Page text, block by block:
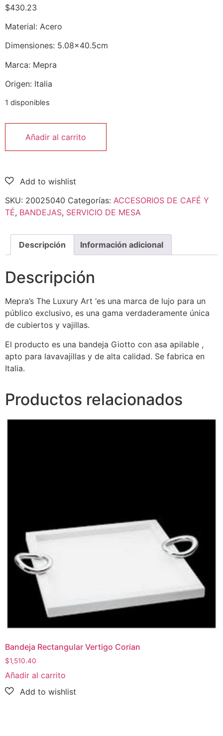
$430.23
Material: Acero
Dimensiones: 5.08×40.5cm
Marca: Mepra
Origen: Italia
1 disponibles
Añadir al carrito
SKU: 20025040 Categorías: ACCESORIOS DE CAFÉ Y
TÉ, BANDEJAS, SERVICIO DE MESA
Descripción Información adicional
Descripción
Mepra’s The Luxury Art ‘es una marca de lujo para un
público exclusivo, es una gama verdaderamente única
de cubiertos y vajillas.
El producto es una bandeja Giotto con asa apilable ,
apto para lavavajillas y de alta calidad. Se fabrica en
Italia.
Productos relacionados
Bandeja Rectangular Vertigo Corian
$1,510.40
Añadir al carrito